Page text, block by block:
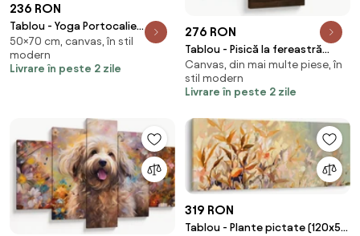
236 RON
Tablou - Yoga Portocalie
(70x50 cm)
50×70 cm, canvas, în stil
modern
Livrare în peste 2 zile
276 RON
Tablou - Pisică la fereastră
(90x60 cm)
Canvas, din mai multe piese, în
stil modern
Livrare în peste 2 zile
319 RON
Tablou - Plante pictate (120x50